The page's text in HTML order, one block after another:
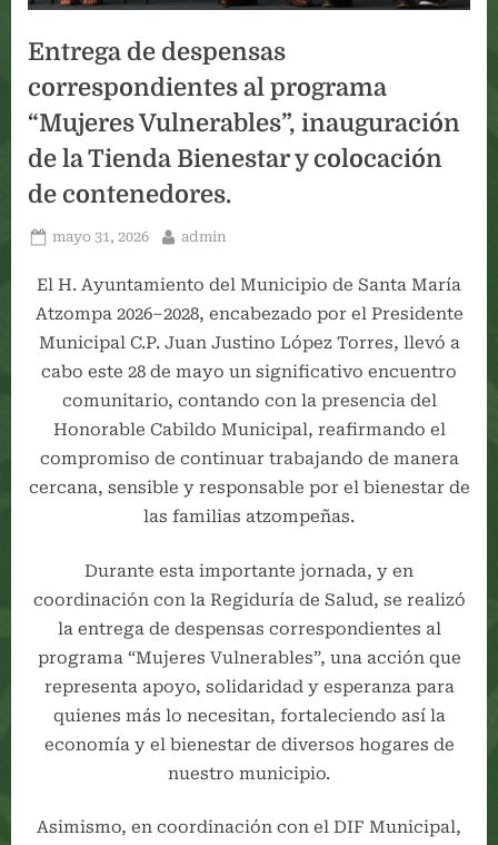
Entrega de despensas
correspondientes al programa
“Mujeres Vulnerables”, inauguración
de la Tienda Bienestar y colocación
de contenedores.
Posted
mayo 31, 2026 By
admin
El H. Ayuntamiento del Municipio de Santa María
Atzompa 2026–2028, encabezado por el Presidente
Municipal C.P. Juan Justino López Torres, llevó a
cabo este 28 de mayo un significativo encuentro
comunitario, contando con la presencia del
Honorable Cabildo Municipal, reafirmando el
compromiso de continuar trabajando de manera
cercana, sensible y responsable por el bienestar de
las familias atzompeñas.
Durante esta importante jornada, y en
coordinación con la Regiduría de Salud, se realizó
la entrega de despensas correspondientes al
programa “Mujeres Vulnerables”, una acción que
representa apoyo, solidaridad y esperanza para
quienes más lo necesitan, fortaleciendo así la
economía y el bienestar de diversos hogares de
nuestro municipio.
Asimismo, en coordinación con el DIF Municipal,